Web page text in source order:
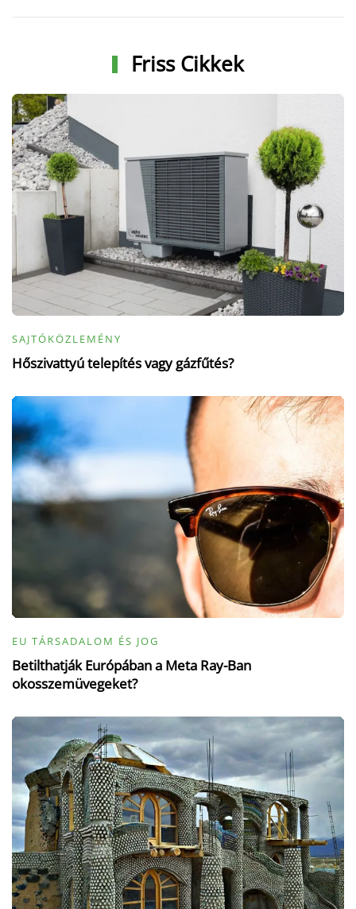
Friss Cikkek
SAJTÓKÖZLEMÉNY
Hőszivattyú telepítés vagy gázfűtés?
EU TÁRSADALOM ÉS JOG
Betilthatják Európában a Meta Ray-Ban
okosszemüvegeket?